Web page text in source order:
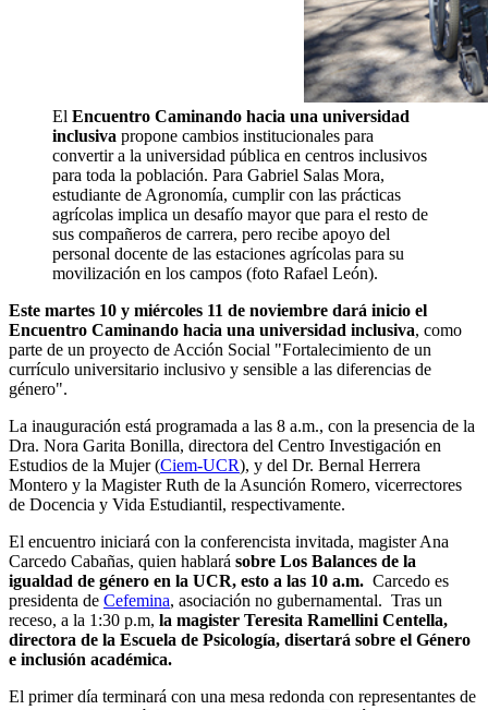
El Encuentro Caminando hacia una universidad
inclusiva propone cambios institucionales para
convertir a la universidad pública en centros inclusivos
para toda la población. Para Gabriel Salas Mora,
estudiante de Agronomía, cumplir con las prácticas
agrícolas implica un desafío mayor que para el resto de
sus compañeros de carrera, pero recibe apoyo del
personal docente de las estaciones agrícolas para su
movilización en los campos (foto Rafael León).
Este martes 10 y miércoles 11 de noviembre dará inicio el
Encuentro Caminando hacia una universidad inclusiva, como
parte de un proyecto de Acción Social "Fortalecimiento de un
currículo universitario inclusivo y sensible a las diferencias de
género".
La inauguración está programada a las 8 a.m., con la presencia de la
Dra. Nora Garita Bonilla, directora del Centro Investigación en
Estudios de la Mujer (Ciem-UCR), y del Dr. Bernal Herrera
Montero y la Magister Ruth de la Asunción Romero, vicerrectores
de Docencia y Vida Estudiantil, respectivamente.
El encuentro iniciará con la conferencista invitada, magister Ana
Carcedo Cabañas, quien hablará sobre Los Balances de la
igualdad de género en la UCR, esto a las 10 a.m. Carcedo es
presidenta de Cefemina, asociación no gubernamental. Tras un
receso, a la 1:30 p.m, la magister Teresita Ramellini Centella,
directora de la Escuela de Psicología, disertará sobre el Género
e inclusión académica.
El primer día terminará con una mesa redonda con representantes de